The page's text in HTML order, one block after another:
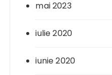
mai 2023
iulie 2020
iunie 2020